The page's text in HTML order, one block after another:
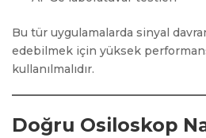
Bu tür uygulamalarda sinyal
edebilmek için yüksek
kullanılmalıdır.
Doğru Osiloskop